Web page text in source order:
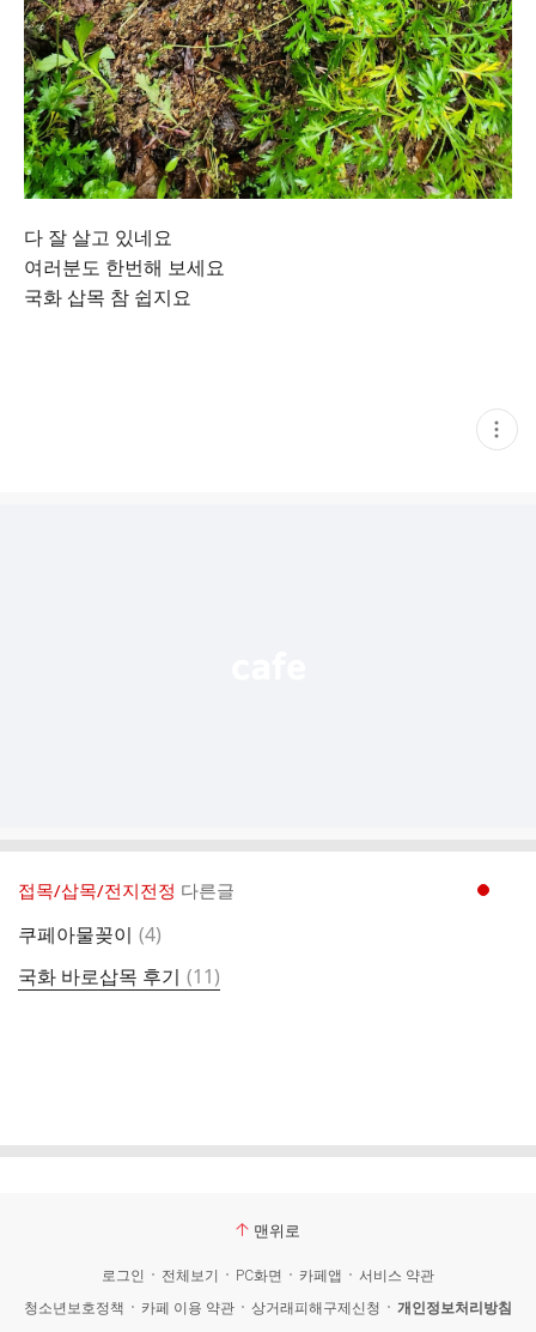
다 잘 살고 있네요
여러분도 한번해 보세요
국화 삽목 참 쉽지요
현
재
접목/삽목/전지전정 다른글
쿠페아물꽂이 댓
(4)
국화 바로삽목 후기 댓
글
(11)
맨위로
로그인 전체보기 PC화면 카페앱
서비스 약관
청소년보호정책
카페 이용 약관 상거래피해구제신청 개인정보처리방침